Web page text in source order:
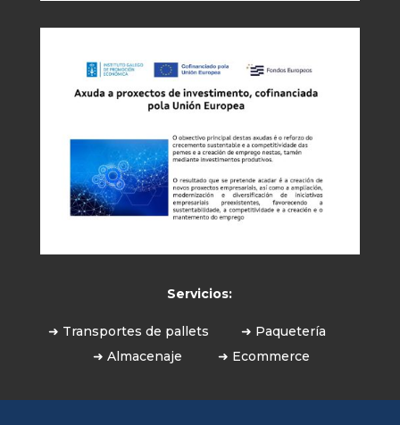
Servicios:
➜ Transportes de pallets➜ Paquetería
➜ Almacenaje➜ Ecommerce